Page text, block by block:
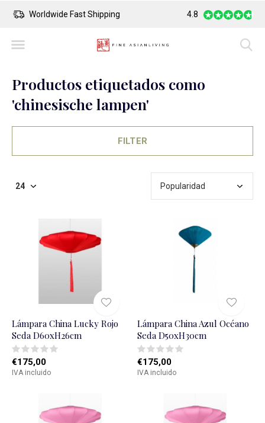
Worldwide Fast Shipping Safe Payment
4.8
Productos etiquetados como
'chinesische lampen'
FILTER
Lámpara China Lucky Rojo
Seda D60xH26cm
€175,00
IVA incluido
Lámpara China Azul Océano
Seda D50xH30cm
€175,00
IVA incluido